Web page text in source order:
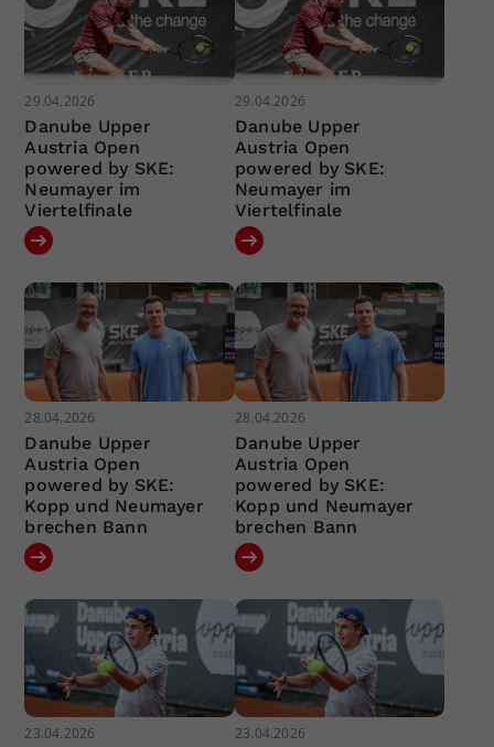
29.04.2026
Danube Upper
Austria Open
powered by SKE:
Neumayer im
Viertelfinale
29.04.2026
Danube Upper
Austria Open
powered by SKE:
Neumayer im
Viertelfinale
28.04.2026
Danube Upper
Austria Open
powered by SKE:
Kopp und Neumayer
brechen Bann
28.04.2026
Danube Upper
Austria Open
powered by SKE:
Kopp und Neumayer
brechen Bann
23.04.2026 23.04.2026